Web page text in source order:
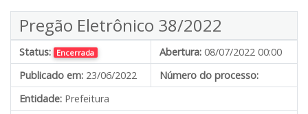
Pregão Eletrônico 38/2022
Status: Encerrada Abertura: 08/07/2022 00:00
Publicado em: 23/06/2022
Número do processo:
Entidade: Prefeitura